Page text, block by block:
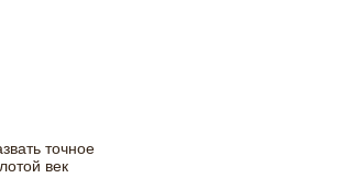
точное
век